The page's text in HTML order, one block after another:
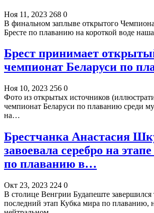
Ноя 11, 2023 268 0
В финальном заплыве открытого
Бресте по плаванию на короткой воде
Брест принимает
чемпионат Беларуси по
Ноя 10, 2023 256 0
Фото из открытых источников
чемпионат Беларуси по плаванию среди
на…
Брестчанка Анастасия
завоевала серебро на
по плаванию в…
Окт 23, 2023 224 0
В столице Венгрии Будапеште завершился
последний этап Кубка мира по плаванию,